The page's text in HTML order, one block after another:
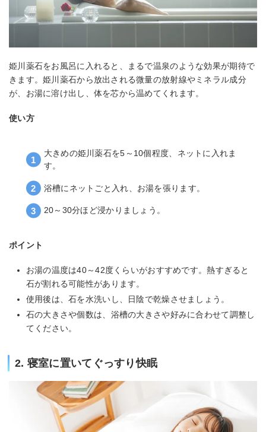
姫川薬石をお風呂に入れると、まるで温泉のような効果が期待で
きます。姫川薬石から放出される微量の放射線やミネラル成分
が、お湯に溶け出し、体を芯から温めてくれます。
使い方
大きめの姫川薬石を5～10個程度、ネットに入れま
す。
浴槽にネットごと入れ、お湯を張ります。
20～30分ほど浸かりましょう。
ポイント
お湯の温度は40～42度くらいがおすすめです。熱すぎると
石が割れる可能性があります。
使用後は、石を水洗いし、日陰で乾燥させましょう。
石の大きさや個数は、浴槽の大きさや好みに合わせて調整し
てください。
2. 寝室に置いてぐっすり快眠